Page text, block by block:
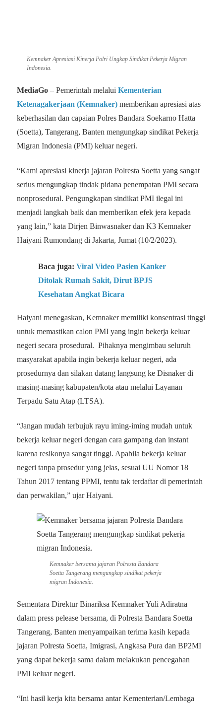
Kemnaker Apresiasi Kinerja Polri Ungkap Sindikat Pekerja Migran
Indonesia.
MediaGo – Pemerintah melalui Kementerian
Ketenagakerjaan (Kemnaker) memberikan apresiasi atas
keberhasilan dan capaian Polres Bandara Soekarno Hatta
(Soetta), Tangerang, Banten mengungkap sindikat Pekerja
Migran Indonesia (PMI) keluar negeri.
“Kami apresiasi kinerja jajaran Polresta Soetta yang sangat
serius mengungkap tindak pidana penempatan PMI secara
nonprosedural. Pengungkapan sindikat PMI ilegal ini
menjadi langkah baik dan memberikan efek jera kepada
yang lain,” kata Dirjen Binwasnaker dan K3 Kemnaker
Haiyani Rumondang di Jakarta, Jumat (10/2/2023).
Baca juga: Viral Video Pasien Kanker
Ditolak Rumah Sakit, Dirut BPJS
Kesehatan Angkat Bicara
Haiyani menegaskan, Kemnaker memiliki konsentrasi tinggi
untuk memastikan calon PMI yang ingin bekerja keluar
negeri secara prosedural. Pihaknya mengimbau seluruh
masyarakat apabila ingin bekerja keluar negeri, ada
prosedurnya dan silakan datang langsung ke Disnaker di
masing-masing kabupaten/kota atau melalui Layanan
Terpadu Satu Atap (LTSA).
“Jangan mudah terbujuk rayu iming-iming mudah untuk
bekerja keluar negeri dengan cara gampang dan instant
karena resikonya sangat tinggi. Apabila bekerja keluar
negeri tanpa prosedur yang jelas, sesuai UU Nomor 18
Tahun 2017 tentang PPMI, tentu tak terdaftar di pemerintah
dan perwakilan,” ujar Haiyani.
Kemnaker bersama jajaran Polresta Bandara
Soetta Tangerang mengungkap sindikat pekerja
migran Indonesia.
Sementara Direktur Binariksa Kemnaker Yuli Adiratna
dalam press pelease bersama, di Polresta Bandara Soetta
Tangerang, Banten menyampaikan terima kasih kepada
jajaran Polresta Soetta, Imigrasi, Angkasa Pura dan BP2MI
yang dapat bekerja sama dalam melakukan pencegahan
PMI keluar negeri.
“Ini hasil kerja kita bersama antar Kementerian/Lembaga